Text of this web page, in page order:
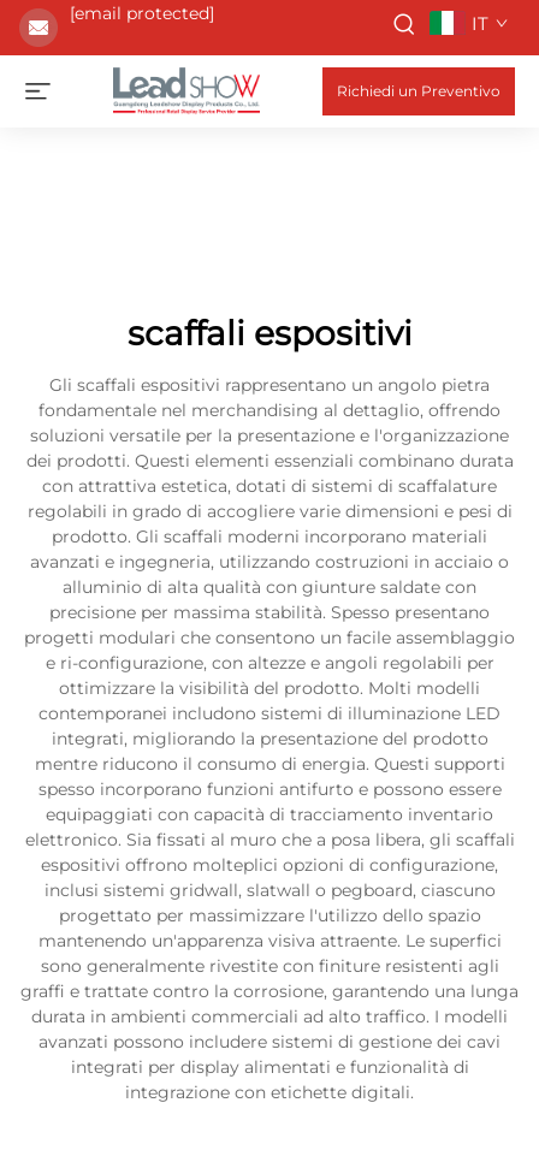
[email protected] IT
Richiedi un Preventivo
scaffali espositivi
Gli scaffali espositivi rappresentano un angolo pietra
fondamentale nel merchandising al dettaglio, offrendo
soluzioni versatile per la presentazione e l'organizzazione
dei prodotti. Questi elementi essenziali combinano durata
con attrattiva estetica, dotati di sistemi di scaffalature
regolabili in grado di accogliere varie dimensioni e pesi di
prodotto. Gli scaffali moderni incorporano materiali
avanzati e ingegneria, utilizzando costruzioni in acciaio o
alluminio di alta qualità con giunture saldate con
precisione per massima stabilità. Spesso presentano
progetti modulari che consentono un facile assemblaggio
e ri-configurazione, con altezze e angoli regolabili per
ottimizzare la visibilità del prodotto. Molti modelli
contemporanei includono sistemi di illuminazione LED
integrati, migliorando la presentazione del prodotto
mentre riducono il consumo di energia. Questi supporti
spesso incorporano funzioni antifurto e possono essere
equipaggiati con capacità di tracciamento inventario
elettronico. Sia fissati al muro che a posa libera, gli scaffali
espositivi offrono molteplici opzioni di configurazione,
inclusi sistemi gridwall, slatwall o pegboard, ciascuno
progettato per massimizzare l'utilizzo dello spazio
mantenendo un'apparenza visiva attraente. Le superfici
sono generalmente rivestite con finiture resistenti agli
graffi e trattate contro la corrosione, garantendo una lunga
durata in ambienti commerciali ad alto traffico. I modelli
avanzati possono includere sistemi di gestione dei cavi
integrati per display alimentati e funzionalità di
integrazione con etichette digitali.